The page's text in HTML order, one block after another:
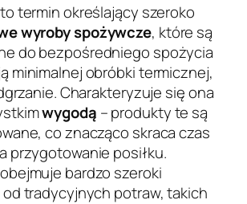
termin określający szeroko
wyroby spożywcze, które są
do bezpośredniego spożycia
minimalnej obróbki termicznej,
Charakteryzuje się ona
wygodą – produkty te są
co znacząco skraca czas
przygotowanie posiłku.
bardzo szeroki
tradycyjnych potraw, takich